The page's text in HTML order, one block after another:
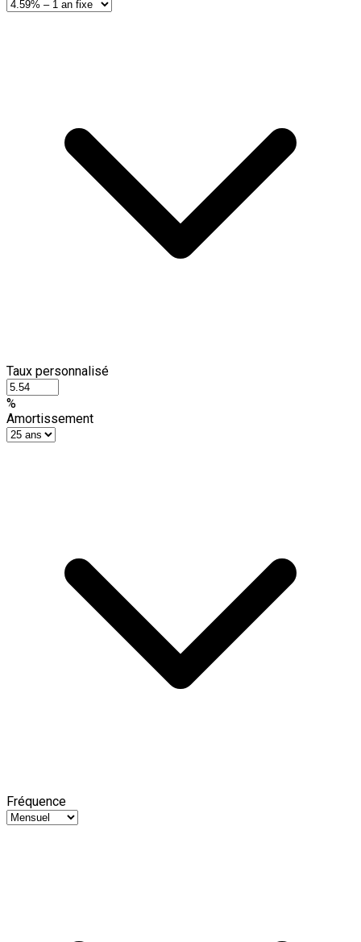
Taux personnalisé
%
Amortissement
Fréquence